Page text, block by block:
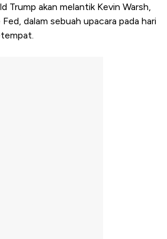
Trump akan melantik Kevin Warsh,
dalam sebuah upacara pada hari